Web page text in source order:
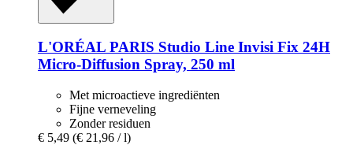
L'ORÉAL PARIS Studio Line Invisi Fix 24H
Micro-​Diffusion Spray, 250 ml
Met microactieve ingrediënten
Fijne verneveling
Zonder residuen
€ 5,49 (€ 21,96 / l)